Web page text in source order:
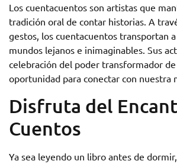
Los cuentacuentos son artistas que
tradición oral de contar historias. A
gestos, los cuentacuentos transportan
mundos lejanos e inimaginables. Sus
celebración del poder transformador
oportunidad para conectar con nuestra
Disfruta del
Cuentos
Ya sea leyendo un libro antes de